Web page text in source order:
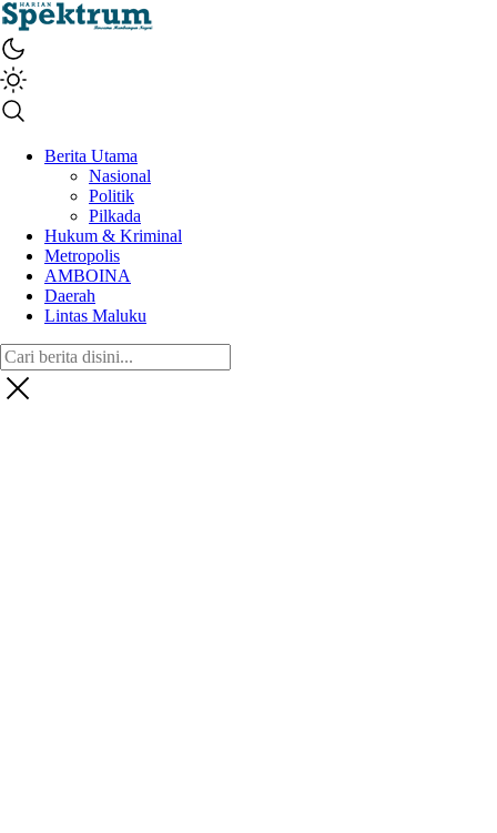
spektrumonline.com
Berita Utama
Nasional
Politik
Pilkada
Hukum & Kriminal
Metropolis
AMBOINA
Daerah
Lintas Maluku